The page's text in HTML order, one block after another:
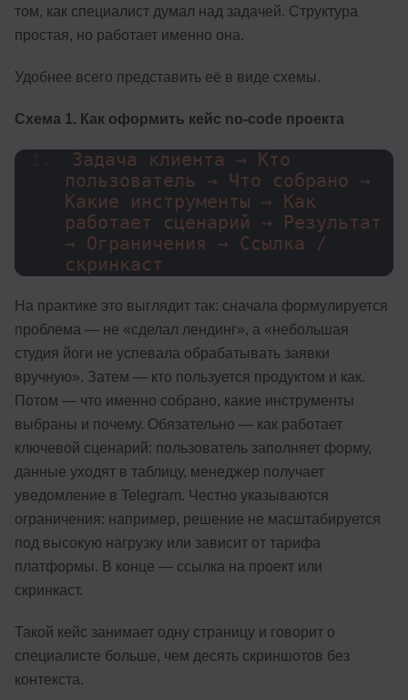
том, как специалист думал над задачей. Структура
простая, но работает именно она.
Удобнее всего представить её в виде схемы.
Схема 1. Как оформить кейс no-code проекта
Задача клиента → Кто
пользователь → Что собрано →
Какие инструменты → Как
работает сценарий → Результат
→ Ограничения → Ссылка /
скринкаст
На практике это выглядит так: сначала формулируется
проблема — не «сделал лендинг», а «небольшая
студия йоги не успевала обрабатывать заявки
вручную». Затем — кто пользуется продуктом и как.
Потом — что именно собрано, какие инструменты
выбраны и почему. Обязательно — как работает
ключевой сценарий: пользователь заполняет форму,
данные уходят в таблицу, менеджер получает
уведомление в Telegram. Честно указываются
ограничения: например, решение не масштабируется
под высокую нагрузку или зависит от тарифа
платформы. В конце — ссылка на проект или
скринкаст.
Такой кейс занимает одну страницу и говорит о
специалисте больше, чем десять скриншотов без
контекста.